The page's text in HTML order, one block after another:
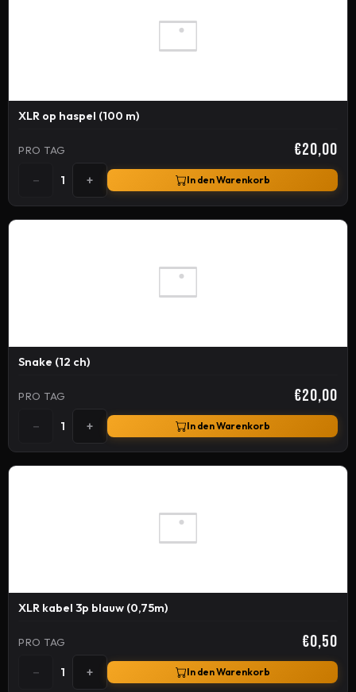
XLR op haspel (100 m)
PRO TAG €20,00
− 1 + In den Warenkorb
Snake (12 ch)
PRO TAG €20,00
− 1 + In den Warenkorb
XLR kabel 3p blauw (0,75m)
PRO TAG €0,50
− 1 + In den Warenkorb